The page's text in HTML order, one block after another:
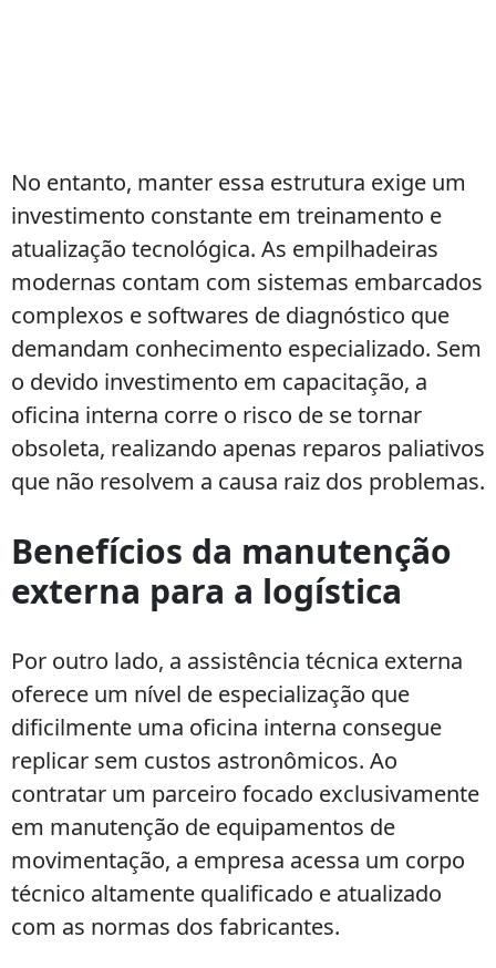
No entanto, manter essa estrutura exige um
investimento constante em treinamento e
atualização tecnológica. As empilhadeiras
modernas contam com sistemas embarcados
complexos e softwares de diagnóstico que
demandam conhecimento especializado. Sem
o devido investimento em capacitação, a
oficina interna corre o risco de se tornar
obsoleta, realizando apenas reparos paliativos
que não resolvem a causa raiz dos problemas.
Benefícios da manutenção
externa para a logística
Por outro lado, a assistência técnica externa
oferece um nível de especialização que
dificilmente uma oficina interna consegue
replicar sem custos astronômicos. Ao
contratar um parceiro focado exclusivamente
em manutenção de equipamentos de
movimentação, a empresa acessa um corpo
técnico altamente qualificado e atualizado
com as normas dos fabricantes.